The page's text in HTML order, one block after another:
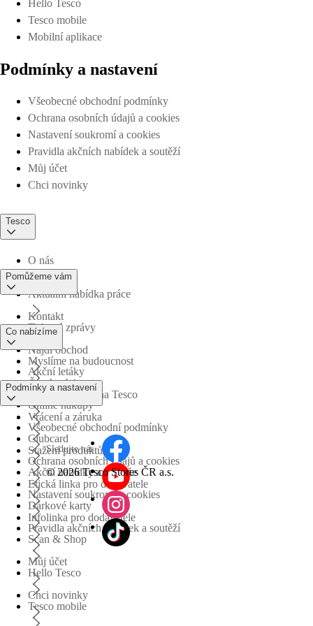
Hello Tesco
Tesco mobile
Mobilní aplikace
Podmínky a nastavení
Všeobecné obchodní podmínky
Ochrana osobních údajů a cookies
Nastavení soukromí a cookies
Pravidla akčních nabídek a soutěží
Můj účet
Chci novinky
Tesco
O nás
Aktuální nabídka práce
Tiskové zprávy
Myslíme na budoucnost
Obchodní skupina Tesco
Pomůžeme vám
Kontakt
Najdi obchod
Časté otázky
Vrácení a záruka
Stažení produktů
Etická linka pro dodavatele
Infolinka pro dodavatele
Co nabízíme
Akční letáky
Online nákupy
Clubcard
Akční nabídky a soutěže
Dárkové karty
Scan & Shop
Hello Tesco
Tesco mobile
Podmínky a nastavení
Všeobecné obchodní podmínky
Ochrana osobních údajů a cookies
Nastavení soukromí a cookies
Pravidla akčních nabídek a soutěží
Můj účet
Chci novinky
Sledujte nás
© 2026 Tesco Stores ČR a.s.